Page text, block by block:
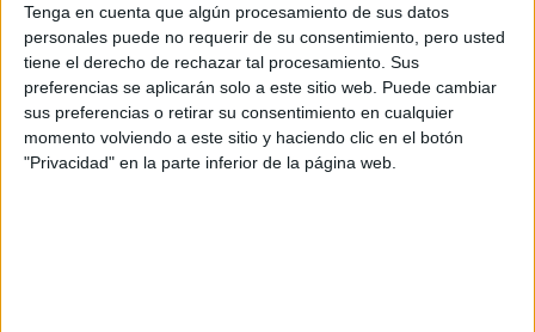
Tenga en cuenta que algún procesamiento de sus datos
personales puede no requerir de su consentimiento, pero usted
tiene el derecho de rechazar tal procesamiento. Sus
preferencias se aplicarán solo a este sitio web. Puede cambiar
sus preferencias o retirar su consentimiento en cualquier
momento volviendo a este sitio y haciendo clic en el botón
"Privacidad" en la parte inferior de la página web.
Oferta en toda España
ADE - Administración y Dirección de Empresas A Coruña
ADE - Administración y Dirección de Empresas Albacete
ADE - Administración y Dirección de Empresas Alicante